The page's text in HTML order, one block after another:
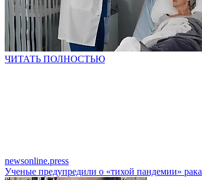
ЧИТАТЬ ПОЛНОСТЬЮ
newsonline.press
Ученые предупредили о «тихой пандемии» рака